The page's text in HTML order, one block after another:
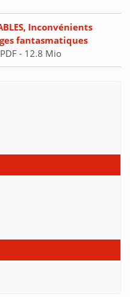
Inconvénients
fantasmatiques
PDF- 12.8 Mio